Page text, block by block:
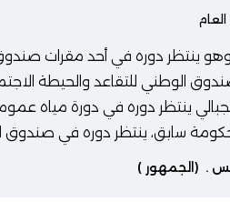
وهو ينتظر دوره في أحد مقرات
الوطني للتقاعد والحيطة
ينتظر دوره في دورة مياه
سابق، ينتظر دوره في صندوق
. (الجمهور )